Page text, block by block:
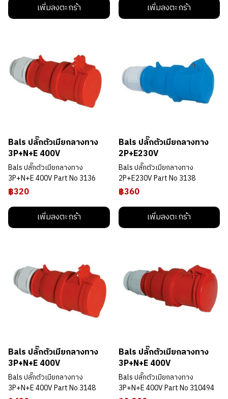
เพิ่มลงตะกร้า
เพิ่มลงตะกร้า
Bals ปลั๊กตัวเมียกลางทาง
3P+N+E 400V
Bals ปลั๊กตัวเมียกลางทาง
3P+N+E 400V Part No 3136
฿320
เพิ่มลงตะกร้า
Bals ปลั๊กตัวเมียกลางทาง
2P+E230V
Bals ปลั๊กตัวเมียกลางทาง
2P+E230V Part No 3138
฿360
เพิ่มลงตะกร้า
Bals ปลั๊กตัวเมียกลางทาง
3P+N+E 400V
Bals ปลั๊กตัวเมียกลางทาง
3P+N+E 400V Part No 3148
Bals ปลั๊กตัวเมียกลางทาง
3P+N+E 400V
Bals ปลั๊กตัวเมียกลางทาง
3P+N+E 400V Part No 310494